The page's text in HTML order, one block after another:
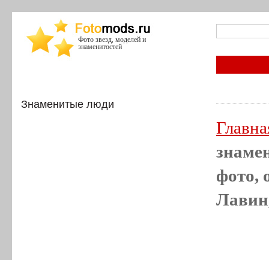
Фото звезд, моделей и
знаменитостей
Знаменитые люди
фото,